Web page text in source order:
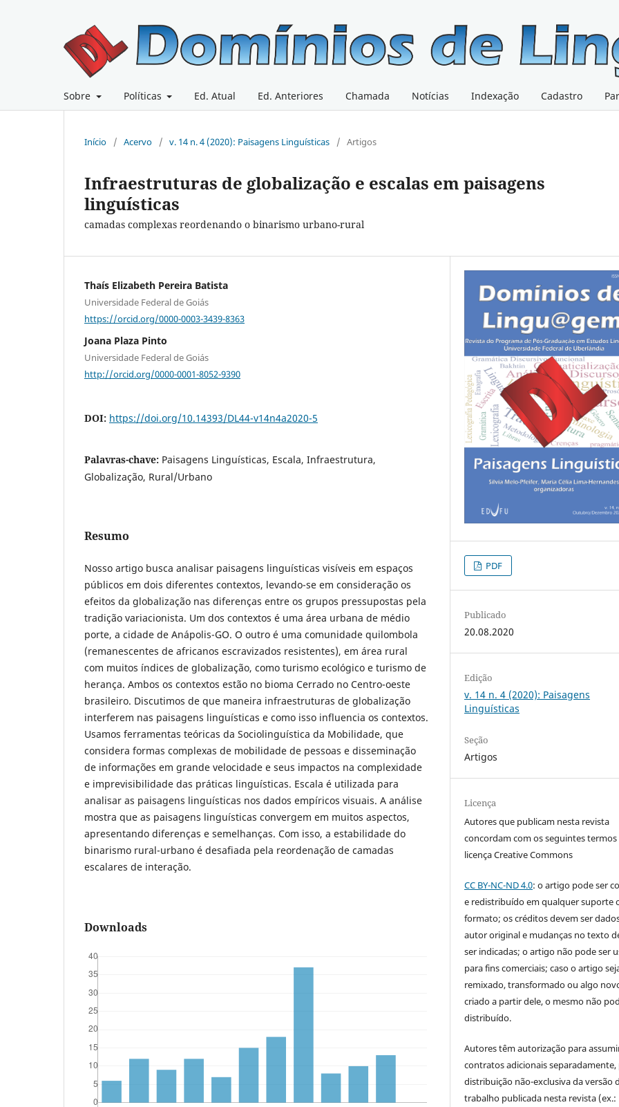
Sobre Políticas Ed. Atual Ed. Anteriores Chamada Notícias Indexação Cadastro
Início / Acervo / v. 14 n. 4 (2020): Paisagens Linguísticas / Artigos
Infraestruturas de globalização e escalas em paisagens
linguísticas
camadas complexas reordenando o binarismo urbano-rural
Thaís Elizabeth Pereira Batista
Universidade Federal de Goiás
https://orcid.org/0000-0003-3439-8363
Joana Plaza Pinto
Universidade Federal de Goiás
http://orcid.org/0000-0001-8052-9390
DOI: https://doi.org/10.14393/DL44-v14n4a2020-5
Palavras-chave: Paisagens Linguísticas, Escala, Infraestrutura,
Globalização, Rural/Urbano
Resumo
Nosso artigo busca analisar paisagens linguísticas visíveis em espaços
públicos em dois diferentes contextos, levando-se em consideração os
efeitos da globalização nas diferenças entre os grupos pressupostas pela
tradição variacionista. Um dos contextos é uma área urbana de médio
porte, a cidade de Anápolis-GO. O outro é uma comunidade quilombola
(remanescentes de africanos escravizados resistentes), em área rural
com muitos índices de globalização, como turismo ecológico e turismo de
herança. Ambos os contextos estão no bioma Cerrado no Centro-oeste
brasileiro. Discutimos de que maneira infraestruturas de globalização
interferem nas paisagens linguísticas e como isso influencia os contextos.
Usamos ferramentas teóricas da Sociolinguística da Mobilidade, que
considera formas complexas de mobilidade de pessoas e disseminação
de informações em grande velocidade e seus impactos na complexidade
e imprevisibilidade das práticas linguísticas. Escala é utilizada para
analisar as paisagens linguísticas nos dados empíricos visuais. A análise
mostra que as paisagens linguísticas convergem em muitos aspectos,
apresentando diferenças e semelhanças. Com isso, a estabilidade do
binarismo rural-urbano é desafiada pela reordenação de camadas
escalares de interação.
Downloads
PDF
Publicado
20.08.2020
Edição
v. 14 n. 4 (2020): Paisagens
Linguísticas
Seção
Artigos
Licença
Autores que publicam nesta revista
concordam com os seguintes termos
licença Creative Commons
CC BY-NC-ND 4.0: o artigo pode ser
e redistribuído em qualquer suporte
formato; os créditos devem ser
autor original e mudanças no texto
ser indicadas; o artigo não pode ser
para fins comerciais; caso o artigo
remixado, transformado ou algo
criado a partir dele, o mesmo não
distribuído.
Autores têm autorização para
contratos adicionais separadamente,
distribuição não-exclusiva da versão
trabalho publicada nesta revista (ex.: